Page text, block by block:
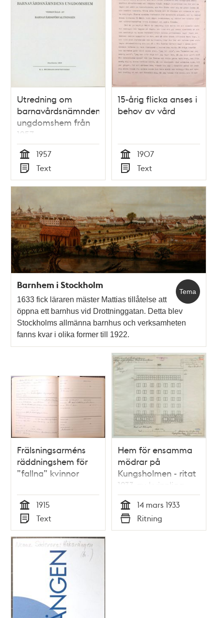
Utredning om
barnavårdsnämndens
ungdomshem från
1957
Tid
1957
Typ
Text
15-årig flicka anses i
behov av vård
Tid
1907
Typ
Text
Tema
Barnhem i Stockholm
1633 fick läraren mäster Mattias tillåtelse att
öppna ett barnhus vid Drottninggatan. Detta blev
Stockholms allmänna barnhus och verksamheten
fanns kvar i olika former till 1922.
Frälsningsarméns
räddningshem för
”fallna” kvinnor
Tid
1915
Typ
Text
Hem för ensamma
mödrar på
Kungsholmen - ritat
1933 av kvinnliga
arkitektpionjärer
Tid
14 mars 1933
Typ
Ritning